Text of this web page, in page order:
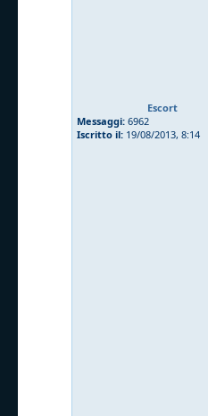
Escort
Messaggi: 6962
Iscritto il: 19/08/2013, 8:14